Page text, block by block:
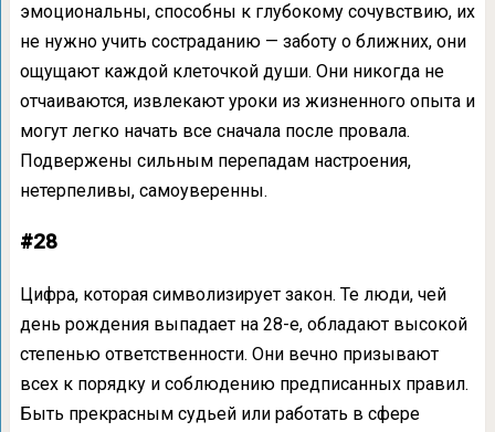
эмоциональны, способны к глубокому сочувствию, их
не нужно учить состраданию — заботу о ближних, они
ощущают каждой клеточкой души. Они никогда не
отчаиваются, извлекают уроки из жизненного опыта и
могут легко начать все сначала после провала.
Подвержены сильным перепадам настроения,
нетерпеливы, самоуверенны.
#28
Цифра, которая символизирует закон. Те люди, чей
день рождения выпадает на 28-е, обладают высокой
степенью ответственности. Они вечно призывают
всех к порядку и соблюдению предписанных правил.
Быть прекрасным судьей или работать в сфере